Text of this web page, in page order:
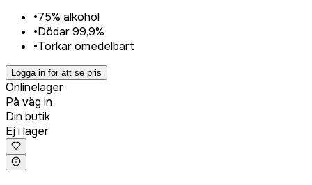
•75% alkohol
•Dödar 99,9%
•Torkar omedelbart
Logga in för att se pris
Onlinelager
På väg in
Din butik
Ej i lager